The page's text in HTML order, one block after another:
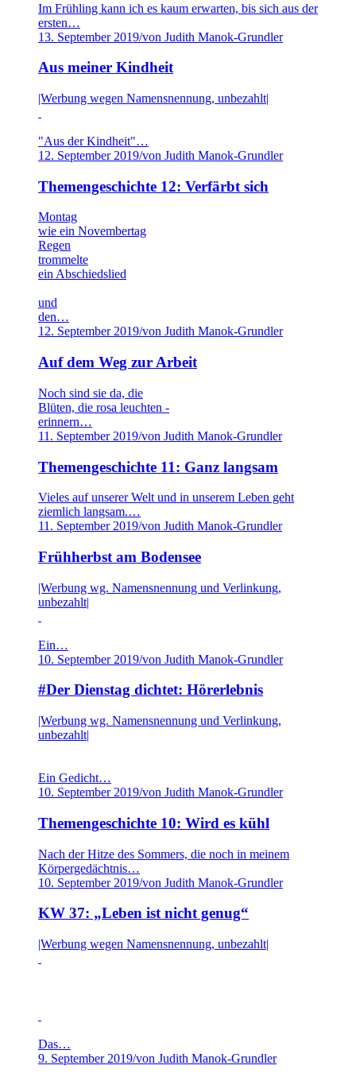
Im Frühling kann ich es kaum erwarten, bis sich aus der
ersten…
13. September 2019/von Judith Manok-Grundler
Aus meiner Kindheit
|Werbung wegen Namensnennung, unbezahlt|
"Aus der Kindheit"…
12. September 2019/von Judith Manok-Grundler
Themengeschichte 12: Verfärbt sich
Montag
wie ein Novembertag
Regen
trommelte
ein Abschiedslied
und
den…
12. September 2019/von Judith Manok-Grundler
Auf dem Weg zur Arbeit
Noch sind sie da, die
Blüten, die rosa leuchten -
erinnern…
11. September 2019/von Judith Manok-Grundler
Themengeschichte 11: Ganz langsam
Vieles auf unserer Welt und in unserem Leben geht
ziemlich langsam.…
11. September 2019/von Judith Manok-Grundler
Frühherbst am Bodensee
|Werbung wg. Namensnennung und Verlinkung,
unbezahlt|
Ein…
10. September 2019/von Judith Manok-Grundler
#Der Dienstag dichtet: Hörerlebnis
|Werbung wg. Namensnennung und Verlinkung,
unbezahlt|
Ein Gedicht…
10. September 2019/von Judith Manok-Grundler
Themengeschichte 10: Wird es kühl
Nach der Hitze des Sommers, die noch in meinem
Körpergedächtnis…
10. September 2019/von Judith Manok-Grundler
KW 37: „Leben ist nicht genug“
|Werbung wegen Namensnennung, unbezahlt|
Das…
9. September 2019/von Judith Manok-Grundler